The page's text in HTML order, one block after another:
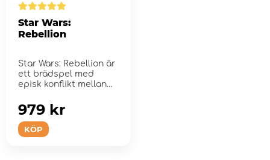
Star Wars:
Rebellion
Star Wars: Rebellion är
ett brädspel med
episk konflikt mellan
KÖP
979 kr